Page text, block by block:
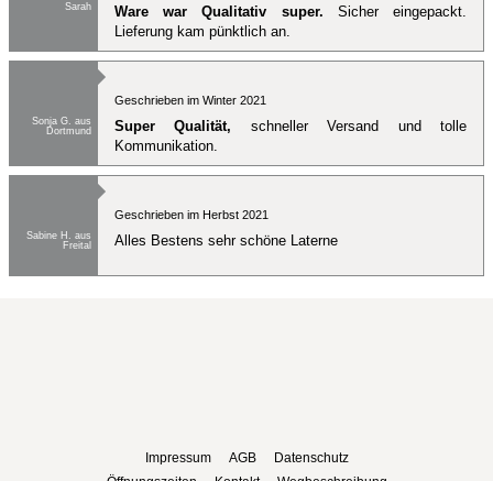
Sarah Ware war Qualitativ super. Sicher eingepackt.
Lieferung kam pünktlich an.
Sonja G. aus
Dortmund
Geschrieben im Winter 2021
Super Qualität, schneller Versand und tolle
Kommunikation.
Sabine H. aus
Freital
Geschrieben im Herbst 2021
Alles Bestens sehr schöne Laterne
Impressum AGB
Datenschutz